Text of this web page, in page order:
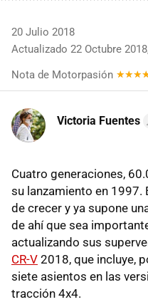
20 Julio 2018
Actualizado 22 Octubre
Nota de Motorpasión
Victoria Fuentes
Cuatro generaciones,
su lanzamiento en 1997.
de crecer y ya supone
de ahí que sea
actualizando sus
CR-V 2018, que incluye,
siete asientos en las
tracción 4x4.